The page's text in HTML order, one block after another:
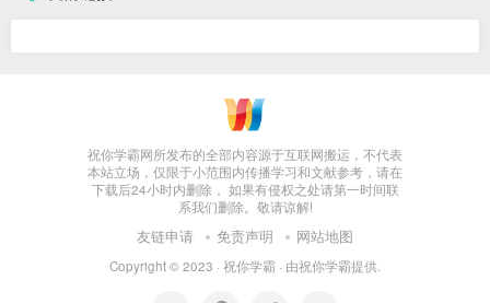
祝你学霸网所发布的全部内容源于互联网搬运，不代表
本站立场，仅限于小范围内传播学习和文献参考，请在
下载后24小时内删除， 如果有侵权之处请第一时间联
系我们删除。敬请谅解!
友链申请 免责声明 网站地图
Copyright © 2023 · 祝你学霸 · 由祝你学霸提供.